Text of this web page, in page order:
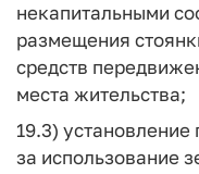
некапитальными
размещения
средств
места жительства;
19.3)
за использование